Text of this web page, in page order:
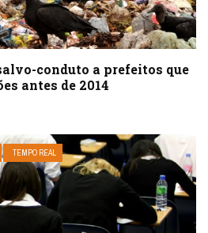
conduto a prefeitos que
antes de 2014
TEMPO REAL